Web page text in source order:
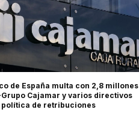
de España multa con 2,8 millones
Grupo Cajamar y varios directivos
política de retribuciones